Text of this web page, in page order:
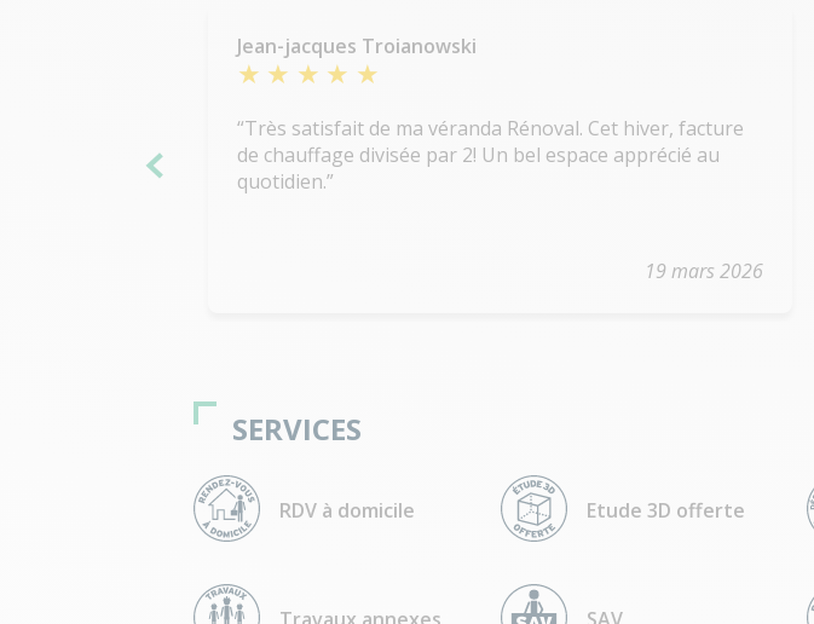
Jean-jacques Troianowski
19 mars 2026
Très satisfait de ma véranda Rénoval. Cet hiver, facture
de chauffage divisée par 2! Un bel espace apprécié au
quotidien.
SERVICES
RDV à domicile Etude 3D offerte